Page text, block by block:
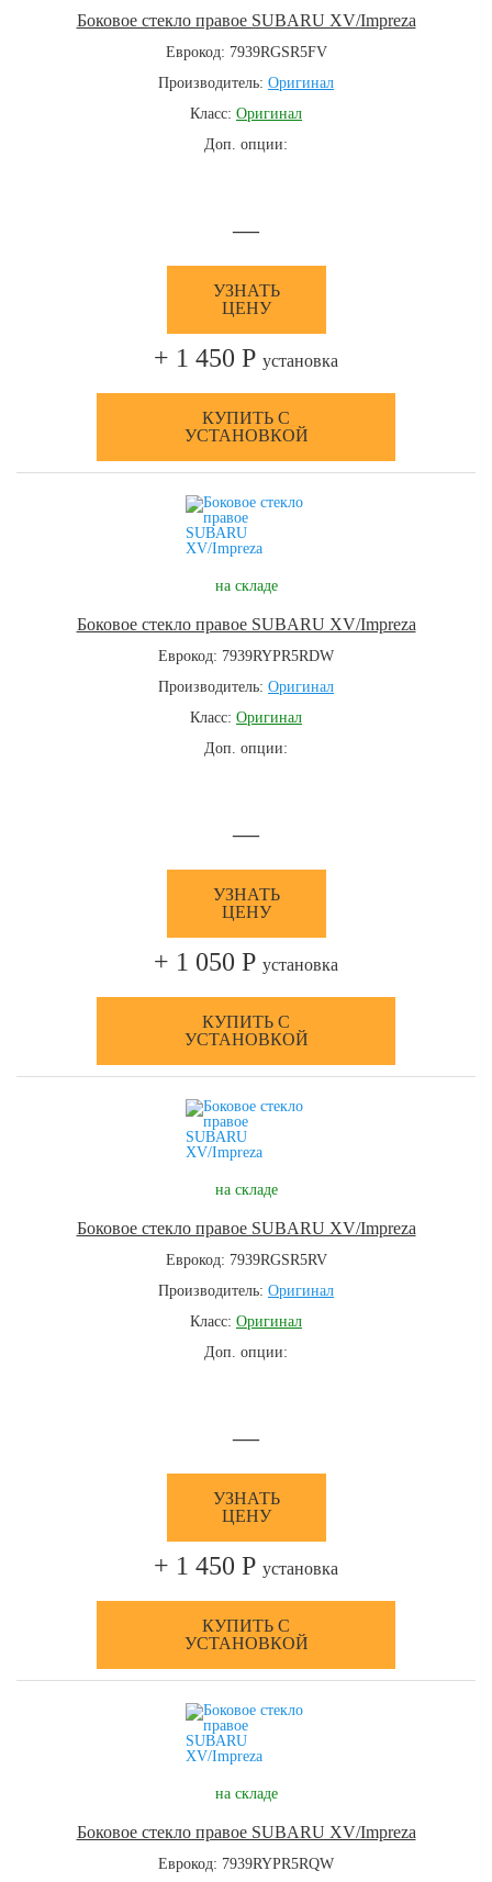
Боковое стекло правое SUBARU XV/Impreza
Еврокод: 7939RGSR5FV
Производитель: Оригинал
Класс: Оригинал
Доп. опции:
—
УЗНАТЬ
ЦЕНУ
+ 1 450 Р установка
КУПИТЬ С
УСТАНОВКОЙ
на складе
Боковое стекло правое SUBARU XV/Impreza
Еврокод: 7939RYPR5RDW
Производитель: Оригинал
Класс: Оригинал
Доп. опции:
—
УЗНАТЬ
ЦЕНУ
+ 1 050 Р установка
КУПИТЬ С
УСТАНОВКОЙ
на складе
Боковое стекло правое SUBARU XV/Impreza
Еврокод: 7939RGSR5RV
Производитель: Оригинал
Класс: Оригинал
Доп. опции:
—
УЗНАТЬ
ЦЕНУ
+ 1 450 Р установка
КУПИТЬ С
УСТАНОВКОЙ
на складе
Боковое стекло правое SUBARU XV/Impreza
Еврокод: 7939RYPR5RQW